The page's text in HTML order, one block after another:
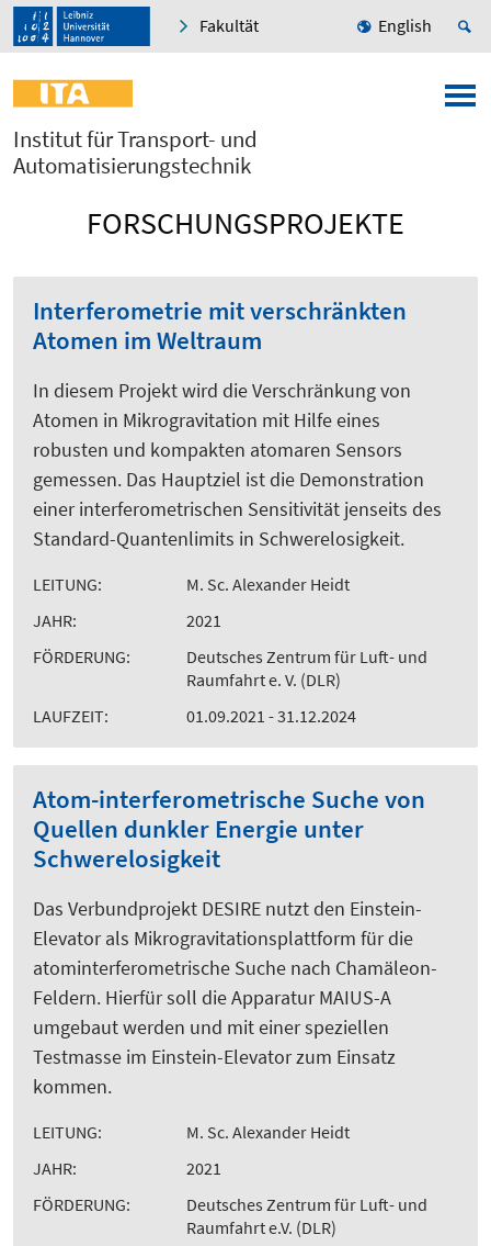
Fakultät English
Institut für Transport- und
Automatisierungstechnik
FORSCHUNGSPROJEKTE
Interferometrie mit verschränkten
Atomen im Weltraum
In diesem Projekt wird die Verschränkung von
Atomen in Mikrogravitation mit Hilfe eines
robusten und kompakten atomaren Sensors
gemessen. Das Hauptziel ist die Demonstration
einer interferometrischen Sensitivität jenseits des
Standard-Quantenlimits in Schwerelosigkeit.
LEITUNG:
M. Sc. Alexander Heidt
JAHR:
2021
FÖRDERUNG:
Deutsches Zentrum für Luft- und
Raumfahrt e. V. (DLR)
LAUFZEIT:
01.09.2021 - 31.12.2024
Atom-interferometrische Suche von
Quellen dunkler Energie unter
Schwerelosigkeit
Das Verbundprojekt DESIRE nutzt den Einstein-
Elevator als Mikrogravitationsplattform für die
atominterferometrische Suche nach Chamäleon-
Feldern. Hierfür soll die Apparatur MAIUS-A
umgebaut werden und mit einer speziellen
Testmasse im Einstein-Elevator zum Einsatz
kommen.
LEITUNG:
M. Sc. Alexander Heidt
JAHR:
2021
FÖRDERUNG:
Deutsches Zentrum für Luft- und
Raumfahrt e.V. (DLR)